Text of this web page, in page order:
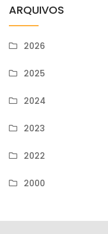
ARQUIVOS
2026
2025
2024
2023
2022
2000